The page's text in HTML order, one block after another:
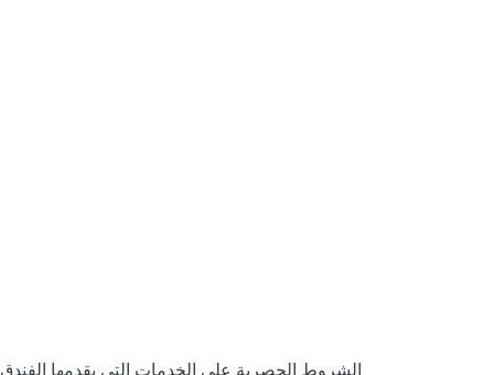
الشروط الحصرية على الخدمات التي يقدمها الفندق